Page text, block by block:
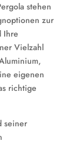
stehen
zur
Ihre
Vielzahl
eigenen
richtige
seiner